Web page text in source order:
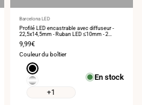
Fournisseur
:
Barcelona LED
Profilé LED encastrable avec diffuseur -
22,5x14,5mm - Ruban LED ≤10mm - 2
Prix
de
vente
9,99€
Couleur du boîtier
Noir
Argent
+1
En stock